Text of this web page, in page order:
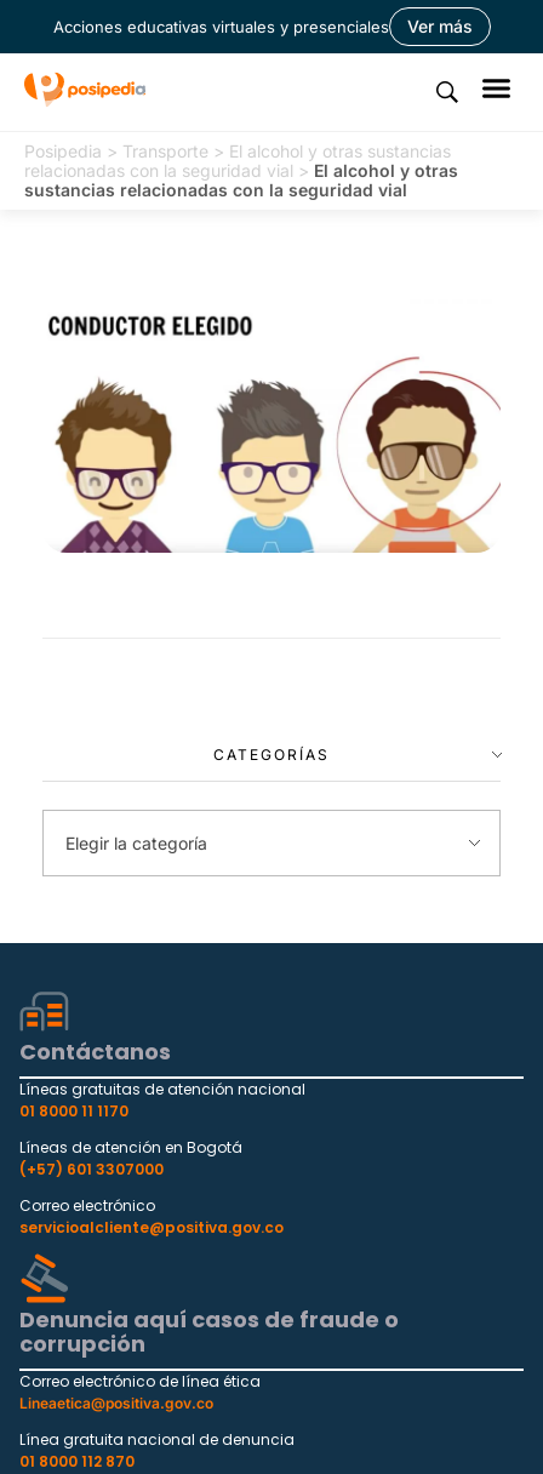
Acciones educativas virtuales y presenciales Ver más
Posipedia > Transporte > El alcohol y otras sustancias
relacionadas con la seguridad vial > El alcohol y otras
sustancias relacionadas con la seguridad vial
CATEGORÍAS
Contáctanos
Líneas gratuitas de atención nacional
01 8000 11 1170
Líneas de atención en Bogotá
(+57) 601 3307000
Correo electrónico
servicioalcliente@positiva.gov.co
Denuncia aquí casos de fraude o
corrupción
Correo electrónico de línea ética
Lineaetica@positiva.gov.co
Línea gratuita nacional de denuncia
01 8000 112 870